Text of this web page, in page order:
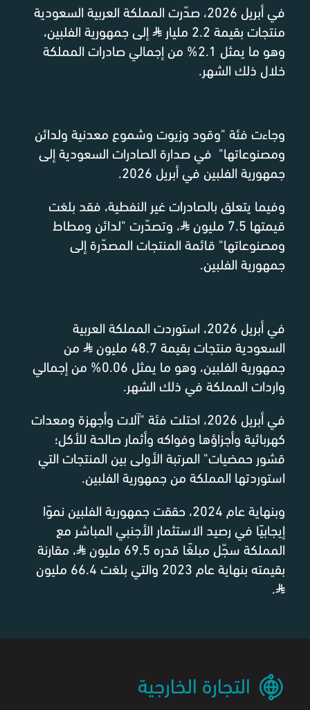
في أبريل 2026، صدّرت المملكة العربية السعودية
منتجات بقيمة 2.2 مليار
⃁ إلى جمهورية الفلبين،
وهو ما يمثل 2.1% من إجمالي صادرات المملكة
خلال ذلك الشهر.
وجاءت فئة "وقود وزيوت وشموع معدنية ولدائن
ومصنوعاتها" في صدارة الصادرات السعودية إلى
جمهورية الفلبين في أبريل 2026.
وفيما يتعلق بالصادرات غير النفطية، فقد بلغت
قيمتها 7.5 مليون
⃁، وتصدّرت "لدائن ومطاط
ومصنوعاتها" قائمة المنتجات المصدّرة إلى
جمهورية الفلبين.
في أبريل 2026، استوردت المملكة العربية
السعودية منتجات بقيمة 48.7 مليون
⃁ من
جمهورية الفلبين، وهو ما يمثل 0.06% من إجمالي
واردات المملكة في ذلك الشهر.
في أبريل 2026، احتلت فئة "آلات وأجهزة ومعدات
كهربائية وأجزاؤها وفواكه وأثمار صالحة للأكل؛
قشور حمضيات" المرتبة الأولى بين المنتجات التي
استوردتها المملكة من جمهورية الفلبين.
وبنهاية عام 2024، حققت جمهورية الفلبين نموًا
إيجابيًا في رصيد الاستثمار الأجنبي المباشر مع
المملكة سجّل مبلغًا قدره 69.5 مليون
⃁، مقارنة
بقيمته بنهاية عام 2023 والتي بلغت 66.4 مليون
⃁
.
التجارة الخارجية